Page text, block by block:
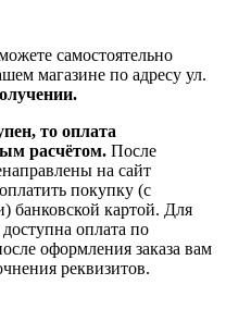
самостоятельно
магазине по адресу ул.
то оплата
расчётом. После
на сайт
покупку (с
банковской картой. Для
оплата по
оформления заказа вам
реквизитов.